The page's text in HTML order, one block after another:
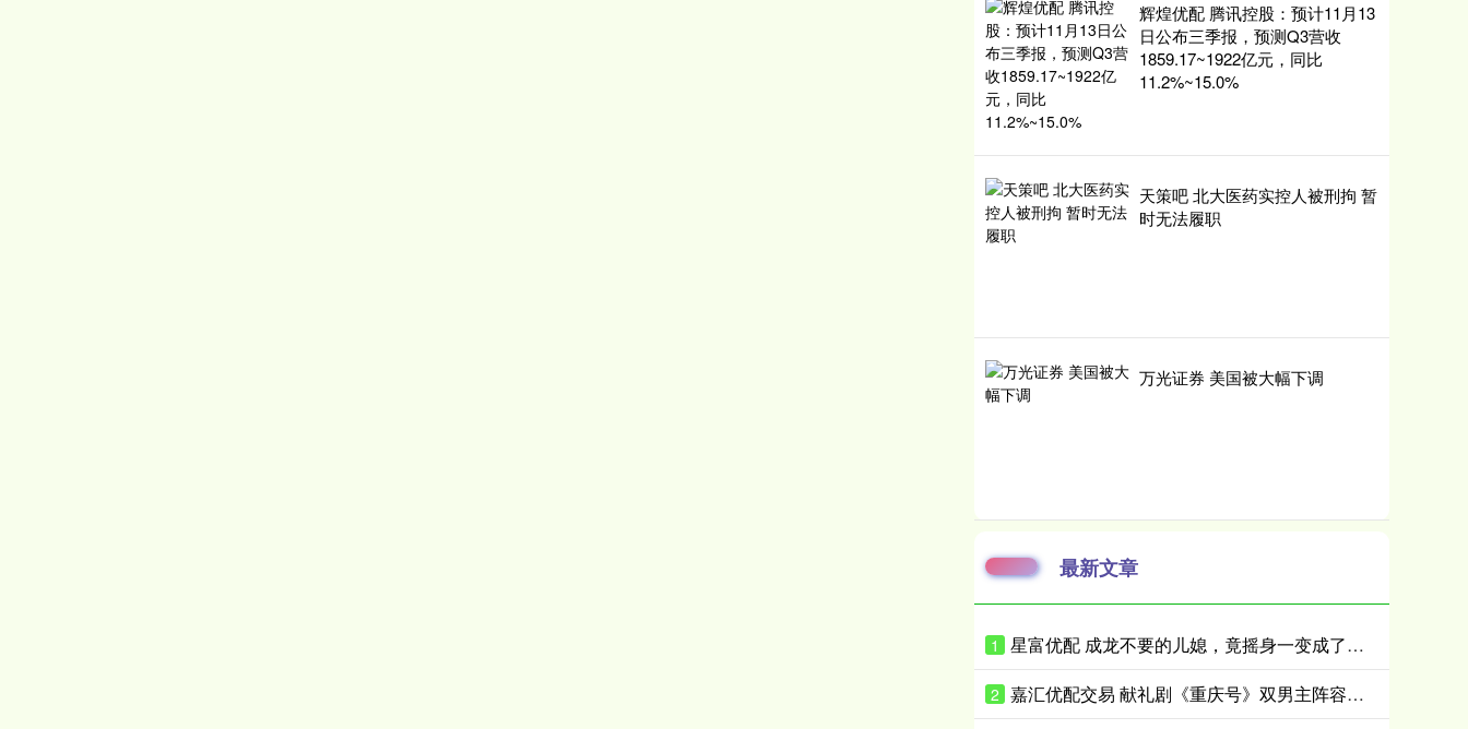
辉煌优配 腾讯控股：预计11月13
日公布三季报，预测Q3营收
1859.17~1922亿元，同比
11.2%~15.0%
天策吧 北大医药实控人被刑拘 暂
时无法履职
万光证券 美国被大幅下调
最新文章
1 星富优配 成龙不要的儿媳，竟摇身一变成了霍家儿媳？感到意外的何止他一人
2 嘉汇优配交易 献礼剧《重庆号》双男主阵容曝光！肖战无缝衔接进组，搭档老顶流